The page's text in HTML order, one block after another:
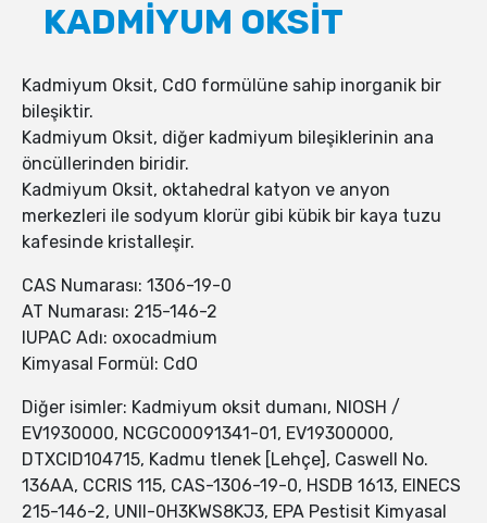
KADMİYUM OKSİT
Kadmiyum Oksit, CdO formülüne sahip inorganik bir
bileşiktir.
Kadmiyum Oksit, diğer kadmiyum bileşiklerinin ana
öncüllerinden biridir.
Kadmiyum Oksit, oktahedral katyon ve anyon
merkezleri ile sodyum klorür gibi kübik bir kaya tuzu
kafesinde kristalleşir.
CAS Numarası: 1306-19-0
AT Numarası: 215-146-2
IUPAC Adı: oxocadmium
Kimyasal Formül: CdO
Diğer isimler: Kadmiyum oksit dumanı, NIOSH /
EV1930000, NCGC00091341-01, EV19300000,
DTXCID104715, Kadmu tlenek [Lehçe], Caswell No.
136AA, CCRIS 115, CAS-1306-19-0, HSDB 1613, EINECS
215-146-2, UNII-0H3KWS8KJ3, EPA Pestisit Kimyasal